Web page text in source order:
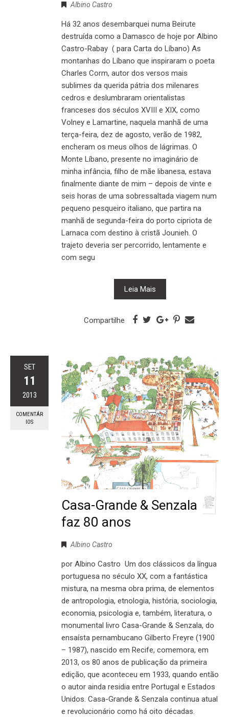
Albino Castro
Há 32 anos desembarquei numa Beirute
destruída como a Damasco de hoje por Albino
Castro-Rabay ( para Carta do Líbano) As
montanhas do Líbano que inspiraram o poeta
Charles Corm, autor dos versos mais
sublimes da querida pátria dos milenares
cedros e deslumbraram orientalistas
franceses dos séculos XVIII e XIX, como
Volney e Lamartine, naquela manhã de uma
terça-feira, dez de agosto, verão de 1982,
encheram os meus olhos de lágrimas. O
Monte Líbano, presente no imaginário de
minha infância, filho de mãe libanesa, estava
finalmente diante de mim – depois de vinte e
seis horas de uma sobressaltada viagem num
pequeno pesqueiro italiano, que partira na
manhã de segunda-feira do porto cipriota de
Larnaca com destino à cristã Jounieh. O
trajeto deveria ser percorrido, lentamente e
com segu
Leia Mais
Compartilhe
SET
11
2013
COMENTÁR
IOS
Casa-Grande & Senzala
faz 80 anos
Albino Castro
por Albino Castro Um dos clássicos da língua
portuguesa no século XX, com a fantástica
mistura, na mesma obra prima, de elementos
de antropologia, etnologia, história, sociologia,
economia, psicologia e, também, literatura, o
monumental livro Casa-Grande & Senzala, do
ensaísta pernambucano Gilberto Freyre (1900
– 1987), nascido em Recife, comemora, em
2013, os 80 anos de publicação da primeira
edição, que aconteceu em 1933, quando então
o autor ainda residia entre Portugal e Estados
Unidos. Casa-Grande & Senzala continua atual
e revolucionário como há oito décadas.